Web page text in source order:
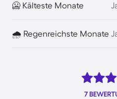
🥶 Kälteste Monate
🌧️ Regenreichste Monate
7